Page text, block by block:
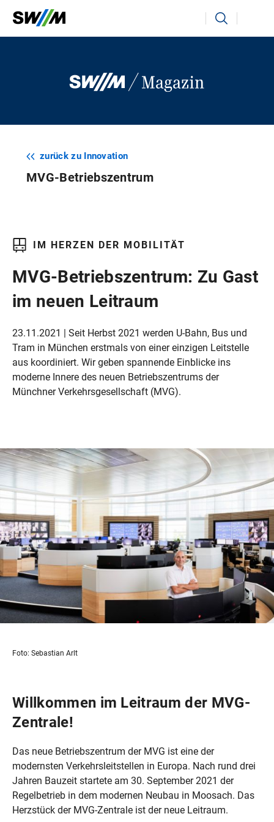
Ihr Suchbegriff Suchen
zurück zu Innovation
MVG-Betriebszentrum
IM HERZEN DER MOBILITÄT
MVG-Betriebszentrum: Zu Gast
im neuen Leitraum
23.11.2021 | Seit Herbst 2021 werden U-Bahn, Bus und
Tram in München erstmals von einer einzigen Leitstelle
aus koordiniert. Wir geben spannende Einblicke ins
moderne Innere des neuen Betriebszentrums der
Münchner Verkehrsgesellschaft (MVG).
Foto: Sebastian Arlt
Willkommen im Leitraum der MVG-
Zentrale!
Das neue Betriebszentrum der MVG ist eine der
modernsten Verkehrsleitstellen in Europa. Nach rund drei
Jahren Bauzeit startete am 30. September 2021 der
Regelbetrieb in dem modernen Neubau in Moosach. Das
Herzstück der MVG-Zentrale ist der neue Leitraum.